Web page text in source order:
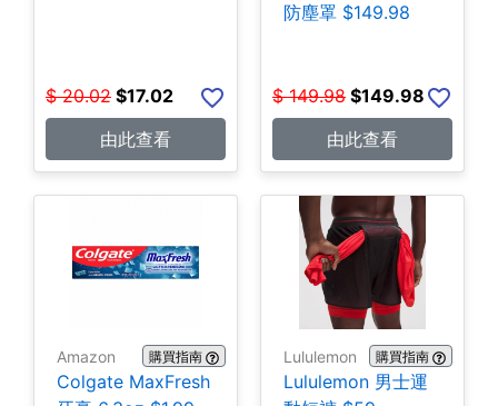
$ 20.02 $17.02
由此查看
防塵罩 $149.98
$ 149.98 $149.98
由此查看
Amazon 購買指南
Colgate MaxFresh
Lululemon 購買指南
Lululemon 男士運